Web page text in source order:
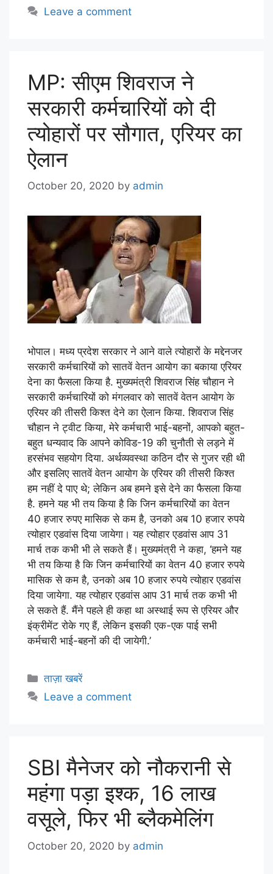
Leave a comment
MP: सीएम शिवराज ने
सरकारी कर्मचारियों को दी
त्योहारों पर सौगात, एरियर का
ऐलान
October 20, 2020 by admin
भोपाल। मध्य प्रदेश सरकार ने आने वाले त्योहारों के मद्देनजर
सरकारी कर्मचारियों को सातवें वेतन आयोग का बकाया एरियर
देना का फैसला किया है. मुख्यमंत्री शिवराज सिंह चौहान ने
सरकारी कर्मचारियों को मंगलवार को सातवें वेतन आयोग के
एरियर की तीसरी किश्त देने का ऐलान किया. शिवराज सिंह
चौहान ने ट्वीट किया, मेरे कर्मचारी भाई-बहनों, आपको बहुत-
बहुत धन्यवाद कि आपने कोविड-19 की चुनौती से लड़ने में
हरसंभव सहयोग दिया. अर्थव्यवस्था कठिन दौर से गुजर रही थी
और इसलिए सातवें वेतन आयोग के एरियर की तीसरी किश्त
हम नहीं दे पाए थे; लेकिन अब हमने इसे देने का फैसला किया
है. हमने यह भी तय किया है कि जिन कर्मचारियों का वेतन
40 हजार रुपए मासिक से कम है, उनको अब 10 हजार रुपये
त्योहार एडवांस दिया जायेगा। यह त्योहार एडवांस आप 31
मार्च तक कभी भी ले सकते हैं। मुख्यमंत्री ने कहा, ‘हमने यह
भी तय किया है कि जिन कर्मचारियों का वेतन 40 हजार रुपये
मासिक से कम है, उनको अब 10 हजार रुपये त्योहार एडवांस
दिया जायेगा. यह त्योहार एडवांस आप 31 मार्च तक कभी भी
ले सकते हैं. मैंने पहले ही कहा था अस्थाई रूप से एरियर और
इंक्रीमेंट रोके गए हैं, लेकिन इसकी एक-एक पाई सभी
कर्मचारी भाई-बहनों की दी जायेगी.’
ताज़ा खबरें
Leave a comment
SBI मैनेजर को नौकरानी से
महंगा पड़ा इश्क, 16 लाख
वसूले, फिर भी ब्लैकमेलिंग
October 20, 2020 by admin